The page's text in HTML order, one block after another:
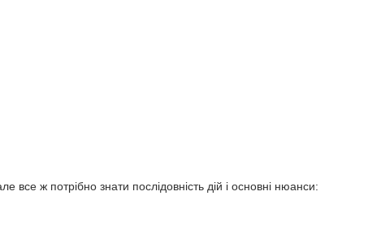
все ж потрібно знати послідовність дій і основні нюанси: